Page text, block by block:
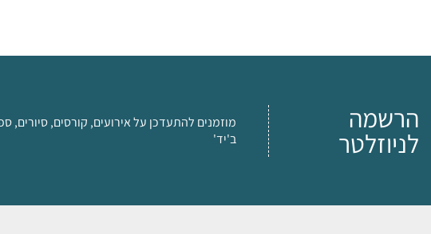
הרשמה
לניוזלטר
מוזמנים להתעדכן על אירועים, קורסים,
ב'יד'